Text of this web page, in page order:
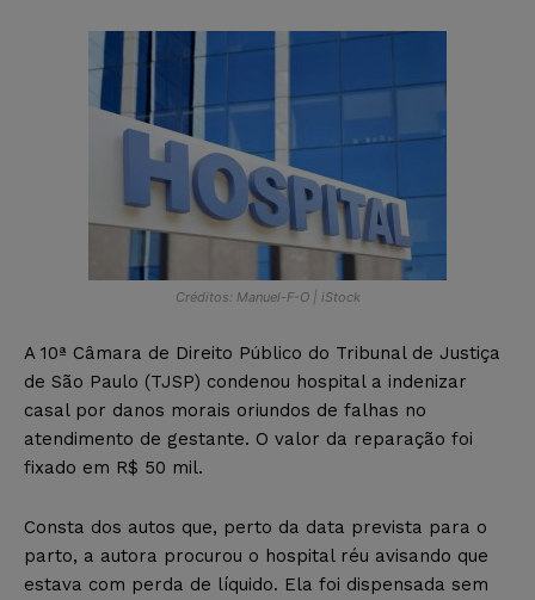
Créditos: Manuel-F-O | iStock
A 10ª Câmara de Direito Público do Tribunal de Justiça
de São Paulo (TJSP) condenou hospital a indenizar
casal por danos morais oriundos de falhas no
atendimento de gestante. O valor da reparação foi
fixado em R$ 50 mil.
Consta dos autos que, perto da data prevista para o
parto, a autora procurou o hospital réu avisando que
estava com perda de líquido. Ela foi dispensada sem